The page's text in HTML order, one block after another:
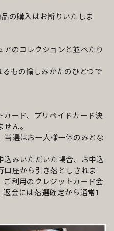
の購入はお断りいたしま
のコレクションと並べたり
るもの愉しみかたのひとつで
カード、プリペイドカード決
ん。
選はお一人様一体のみとな
みいただいた場合、お申込
口座から引き落としされま
ご利用のクレジットカード会
金には落選確定から通常1